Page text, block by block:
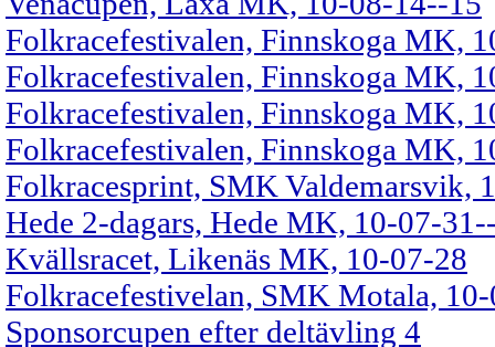
Folkracefestivalen, Finnskoga MK,
Folkracefestivalen, Finnskoga MK,
Folkracefestivalen, Finnskoga MK,
Folkracefestivalen, Finnskoga MK,
Folkracesprint, SMK Valdemarsvik,
Hede 2-dagars, Hede MK, 10-07-
Kvällsracet, Likenäs MK, 10-07-28
Folkracefestivelan, SMK Motala,
Sponsorcupen efter deltävling 4